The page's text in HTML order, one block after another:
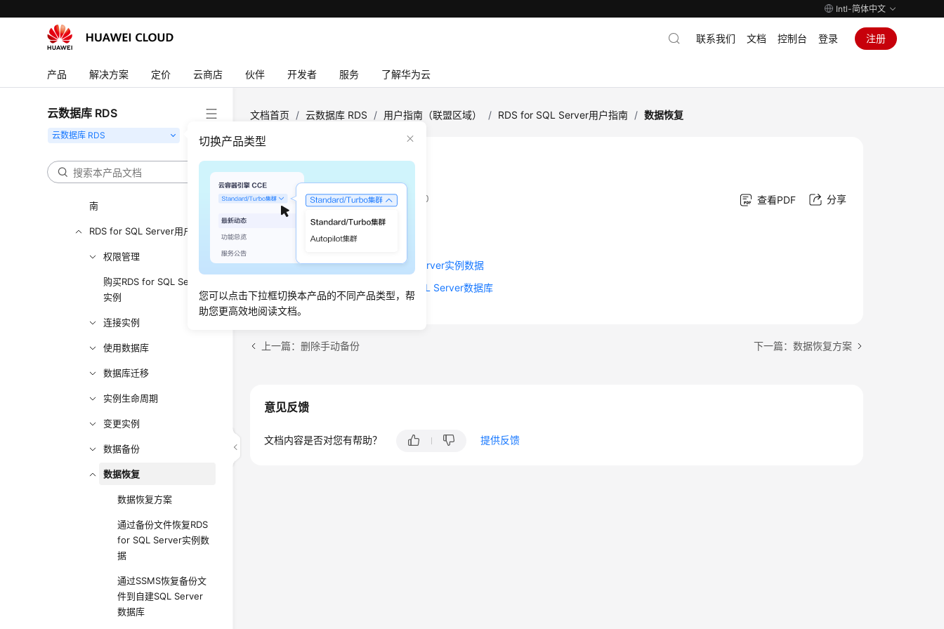
Intl-简体中文
产品 解决方案 定价 云商店 伙伴 开发者 服务 了解华为云
联系我们 文档 控制台 登录 注册
云数据库 RDS
切换产品类型
您可以点击下拉框切换本产品的不同产品类型，帮
助您更高效地阅读文档。
RDS for MySQL快速入门
门
RDS for SQL Server快速入门
RDS for MySQL用户指南
南
RDS for SQL Server用户指南
权限管理
购买RDS for SQL Server
实例
连接实例
使用数据库
数据库迁移
实例生命周期
变更实例
数据备份
数据恢复
数据恢复方案
通过备份文件恢复RDS
for SQL Server实例数
据
通过SSMS恢复备份文
件到自建SQL Server
数据库
文档首页 / 云数据库 RDS / 用户指南（联盟区域） / RDS for SQL Server用户指南 / 数据恢复
数据恢复
更新时间：2025-12-26 GMT+08:00 查看PDF 分享
数据恢复方案
通过备份文件恢复RDS for SQL Server实例数据
通过SSMS恢复备份文件到自建SQL Server数据库
上一篇：删除手动备份 下一篇：数据恢复方案
意见反馈
文档内容是否对您有帮助？ 提供反馈